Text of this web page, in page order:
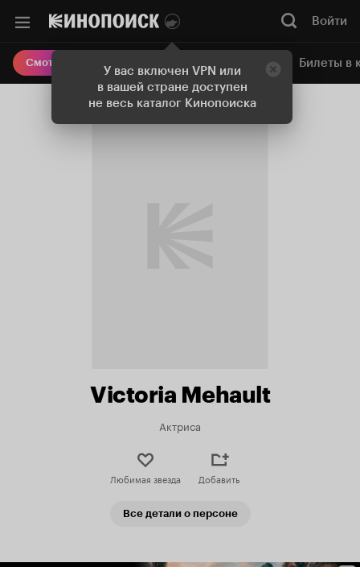
У вас включен VPN или
в вашей стране доступен
не весь каталог Кинопоиска
Войти
Смотреть кино Онлайн-кинотеатр Билеты в
Victoria Mehault
Актриса
Любимая звезда Добавить
Все детали о персоне